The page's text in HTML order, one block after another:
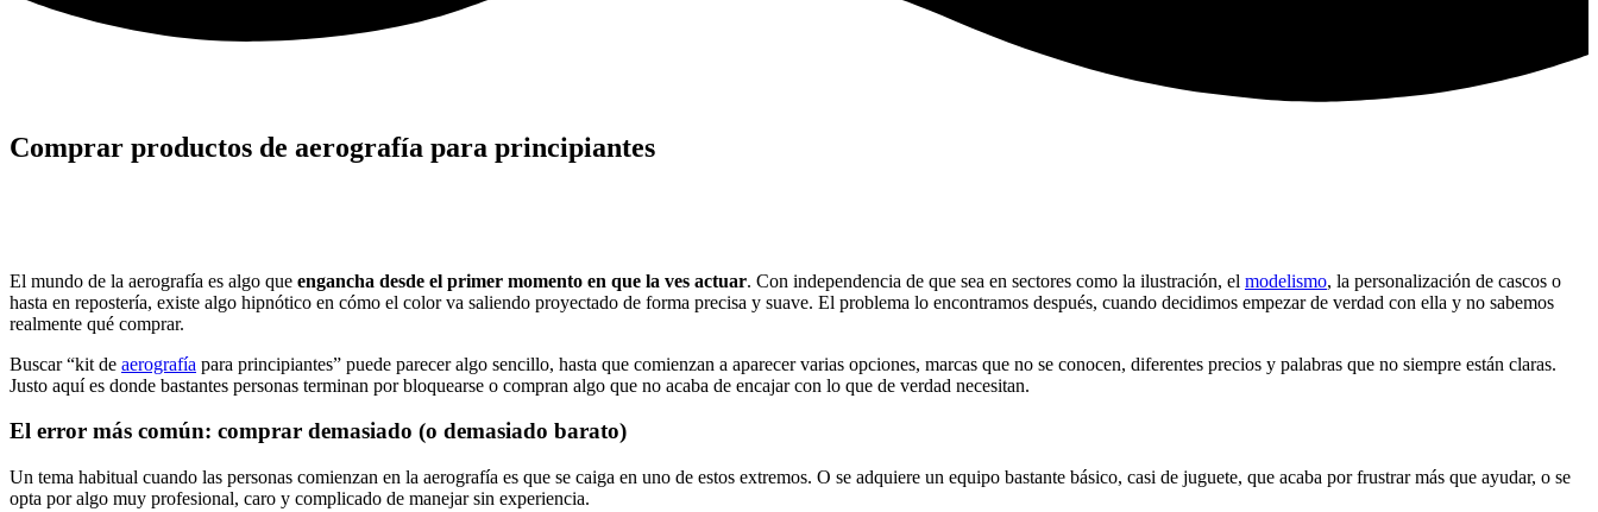
Comprar productos de aerografía para principiantes
El mundo de la aerografía es algo que engancha desde el primer momento en que la ves actuar. Con independencia de que sea en sectores como la ilustración, el modelismo, la personalización de cascos o
hasta en repostería, existe algo hipnótico en cómo el color va saliendo proyectado de forma precisa y suave. El problema lo encontramos después, cuando decidimos empezar de verdad con ella y no sabemos
realmente qué comprar.
Buscar “kit de aerografía para principiantes” puede parecer algo sencillo, hasta que comienzan a aparecer varias opciones, marcas que no se conocen, diferentes precios y palabras que no siempre están claras.
Justo aquí es donde bastantes personas terminan por bloquearse o compran algo que no acaba de encajar con lo que de verdad necesitan.
El error más común: comprar demasiado (o demasiado barato)
Un tema habitual cuando las personas comienzan en la aerografía es que se caiga en uno de estos extremos. O se adquiere un equipo bastante básico, casi de juguete, que acaba por frustrar más que ayudar, o se
opta por algo muy profesional, caro y complicado de manejar sin experiencia.